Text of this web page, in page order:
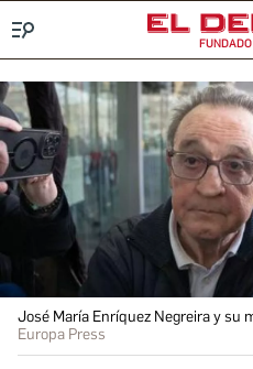
José María Enríquez Negreira y su
Europa Press